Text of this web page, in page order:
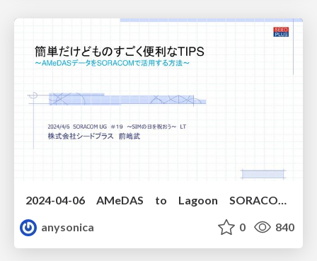
2024-04-06 AMeDAS to Lagoon SORACOM UG 2024-04-06
anysonica
0 840